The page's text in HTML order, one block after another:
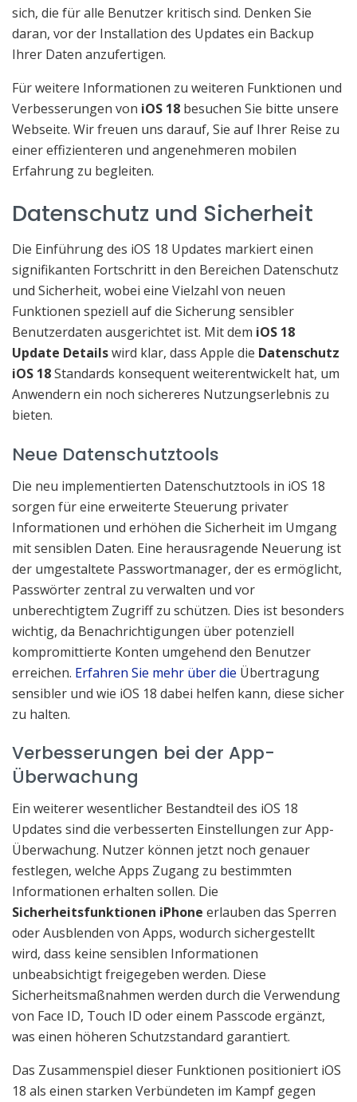
sich, die für alle Benutzer kritisch sind. Denken Sie
daran, vor der Installation des Updates ein Backup
Ihrer Daten anzufertigen.
Für weitere Informationen zu weiteren Funktionen und
Verbesserungen von iOS 18 besuchen Sie bitte unsere
Webseite. Wir freuen uns darauf, Sie auf Ihrer Reise zu
einer effizienteren und angenehmeren mobilen
Erfahrung zu begleiten.
Datenschutz und Sicherheit
Die Einführung des iOS 18 Updates markiert einen
signifikanten Fortschritt in den Bereichen Datenschutz
und Sicherheit, wobei eine Vielzahl von neuen
Funktionen speziell auf die Sicherung sensibler
Benutzerdaten ausgerichtet ist. Mit dem iOS 18
Update Detailswird klar, dass Apple die Datenschutz
iOS 18Standards konsequent weiterentwickelt hat, um
Anwendern ein noch sichereres Nutzungserlebnis zu
bieten.
Neue Datenschutztools
Die neu implementierten Datenschutztools in iOS 18
sorgen für eine erweiterte Steuerung privater
Informationen und erhöhen die Sicherheit im Umgang
mit sensiblen Daten. Eine herausragende Neuerung ist
der umgestaltete Passwortmanager, der es ermöglicht,
Passwörter zentral zu verwalten und vor
unberechtigtem Zugriff zu schützen. Dies ist besonders
wichtig, da Benachrichtigungen über potenziell
kompromittierte Konten umgehend den Benutzer
erreichen. Erfahren Sie mehr über die Übertragung
sensibler und wie iOS 18 dabei helfen kann, diese sicher
zu halten.
Verbesserungen bei der App-
Überwachung
Ein weiterer wesentlicher Bestandteil des iOS 18
Updates sind die verbesserten Einstellungen zur App-
Überwachung. Nutzer können jetzt noch genauer
festlegen, welche Apps Zugang zu bestimmten
Informationen erhalten sollen. Die
Sicherheitsfunktionen iPhone erlauben das Sperren
oder Ausblenden von Apps, wodurch sichergestellt
wird, dass keine sensiblen Informationen
unbeabsichtigt freigegeben werden. Diese
Sicherheitsmaßnahmen werden durch die Verwendung
von Face ID, Touch ID oder einem Passcode ergänzt,
was einen höheren Schutzstandard garantiert.
Das Zusammenspiel dieser Funktionen positioniert iOS
18 als einen starken Verbündeten im Kampf gegen